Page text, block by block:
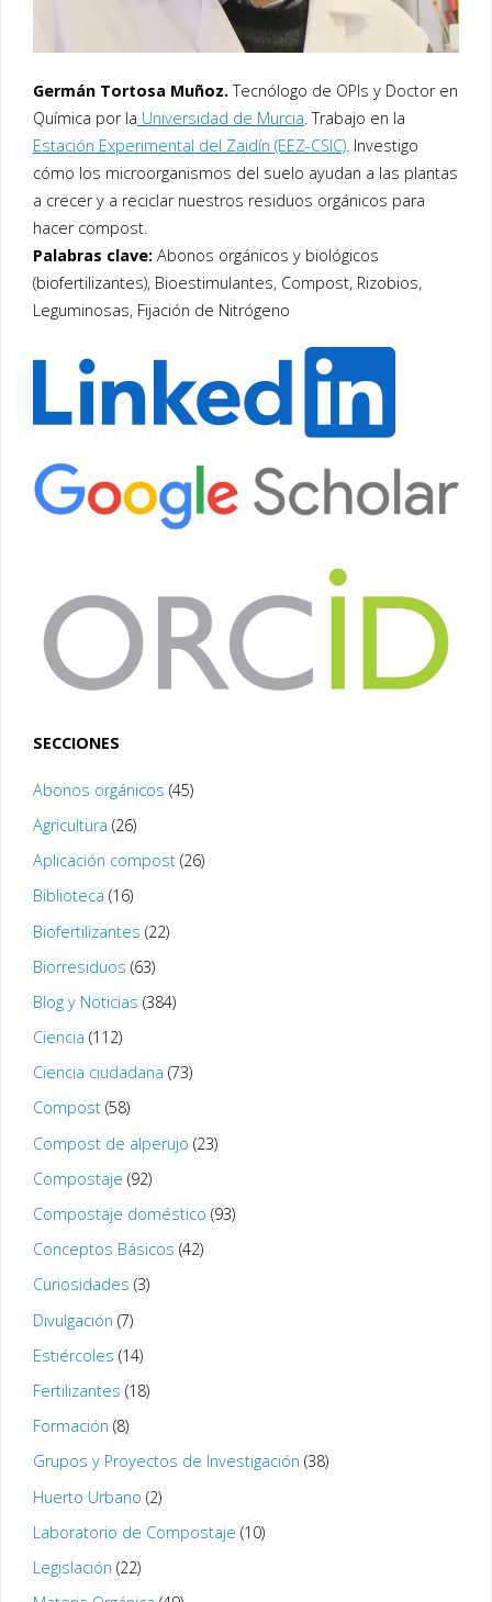
Germán Tortosa Muñoz.Tecnólogo de OPIs y Doctor en
Química por la Universidad de Murcia . Trabajo en la
Estación Experimental del Zaidín (EEZ-CSIC). Investigo
cómo los microorganismos del suelo ayudan a las plantas
a crecer y a reciclar nuestros residuos orgánicos para
hacer compost.
Palabras clave:Abonos orgánicos y biológicos
(biofertilizantes), Bioestimulantes, Compost, Rizobios,
Leguminosas, Fijación de Nitrógeno
SECCIONES
Abonos orgánicos (45)
Agricultura (26)
Aplicación compost(26)
Biblioteca (16)
Biofertilizantes (22)
Biorresiduos (63)
Blog y Noticias (384)
Ciencia (112)
Ciencia ciudadana (73)
Compost(58)
Compost de alperujo (23)
Compostaje (92)
Compostaje doméstico (93)
Conceptos Básicos (42)
Curiosidades (3)
Divulgación (7)
Estiércoles (14)
Fertilizantes (18)
Formación (8)
Grupos y Proyectos de Investigación (38)
Huerto Urbano (2)
Laboratorio de Compostaje (10)
Legislación (22)